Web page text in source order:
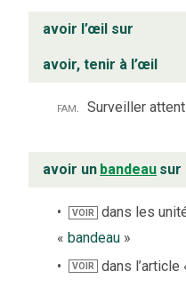
avoir l’œil sur
avoir, tenir à l’œil
fam. Surveiller
avoir un bandeau sur
VOIR
dans les
« bandeau »
VOIR dans l’article